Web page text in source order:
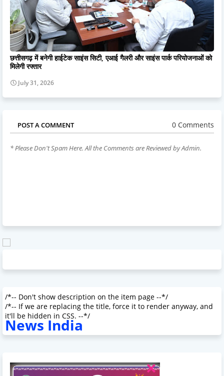
छत्तीसगढ़ में बनेगी हाईटेक साइंस सिटी, एआई गैलरी और साइंस पार्क परियोजनाओं को
मिलेगी रफ्तार
July 31, 2026
POST A COMMENT 0 Comments
* Please Don't Spam Here. All the Comments are Reviewed by Admin.
/*-- Don't show description on the item page --*/
/*-- If we are replacing the title, force it to render anyway, and
it'll be hidden in CSS. --*/
News India